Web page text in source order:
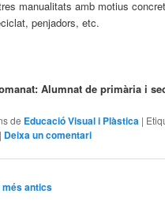
manualitats amb motius
penjadors, etc.
Alumnat de primària i
de Educació Visual i Plàstica |
| Deixa un comentari
antics